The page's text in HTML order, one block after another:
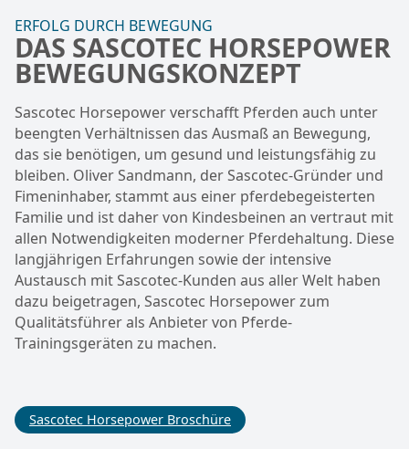
ERFOLG DURCH BEWEGUNG
DAS SASCOTEC HORSEPOWER
BEWEGUNGSKONZEPT
Sascotec Horsepower verschafft Pferden auch unter
beengten Verhältnissen das Ausmaß an Bewegung,
das sie benötigen, um gesund und leistungsfähig zu
bleiben. Oliver Sandmann, der Sascotec-Gründer und
Fimeninhaber, stammt aus einer pferdebegeisterten
Familie und ist daher von Kindesbeinen an vertraut mit
allen Notwendigkeiten moderner Pferdehaltung. Diese
langjährigen Erfahrungen sowie der intensive
Austausch mit Sascotec-Kunden aus aller Welt haben
dazu beigetragen, Sascotec Horsepower zum
Qualitätsführer als Anbieter von Pferde-
Trainingsgeräten zu machen.
Sascotec Horsepower Broschüre